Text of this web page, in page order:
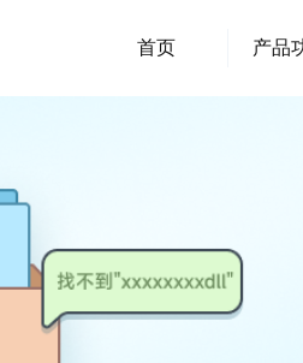
首页 产品